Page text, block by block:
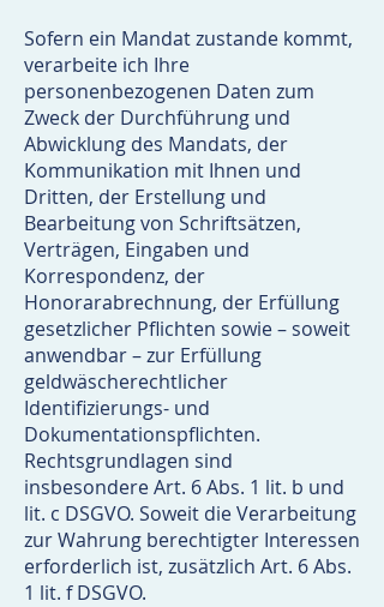
Sofern ein Mandat zustande kommt,
verarbeite ich Ihre
personenbezogenen Daten zum
Zweck der Durchführung und
Abwicklung des Mandats, der
Kommunikation mit Ihnen und
Dritten, der Erstellung und
Bearbeitung von Schriftsätzen,
Verträgen, Eingaben und
Korrespondenz, der
Honorarabrechnung, der Erfüllung
gesetzlicher Pflichten sowie – soweit
anwendbar – zur Erfüllung
geldwäscherechtlicher
Identifizierungs- und
Dokumentationspflichten.
Rechtsgrundlagen sind
insbesondere Art. 6 Abs. 1 lit. b und
lit. c DSGVO. Soweit die Verarbeitung
zur Wahrung berechtigter Interessen
erforderlich ist, zusätzlich Art. 6 Abs.
1 lit. f DSGVO.